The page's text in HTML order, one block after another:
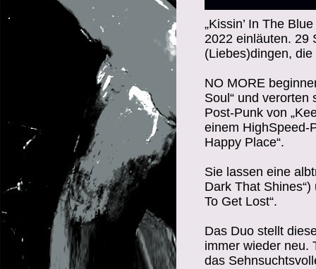
„Kissin’ In The
2022 einläuten. 29
(Liebes)dingen,
NO MORE
Soul“ und
Post-Punk von
einem HighSpeed-
Happy Place“.
Sie lassen eine
Dark That Shines“)
To Get Lost“.
Das Duo stellt
immer wieder neu.
das